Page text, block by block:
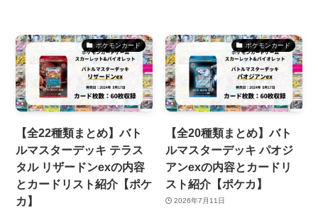
ポケモンカード
【全22種類まとめ】バト
ルマスターデッキ テラス
タル リザードンexの内容
とカードリスト紹介【ポケ
カ】
ポケモンカード
【全20種類まとめ】バト
ルマスターデッキ パオジ
アンexの内容とカードリ
スト紹介【ポケカ】
2026年7月11日